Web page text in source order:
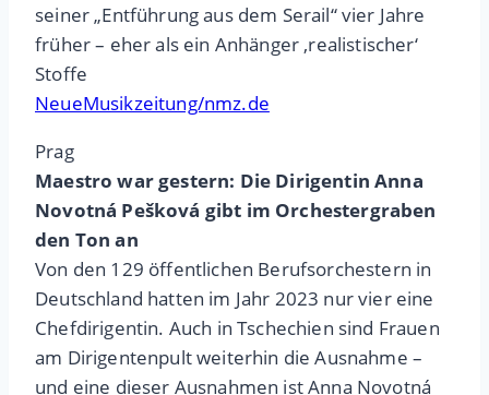
seiner „Entführung aus dem Serail“ vier Jahre
früher – eher als ein Anhänger ‚realistischer‘
Stoffe
NeueMusikzeitung/nmz.de
Prag
Maestro war gestern: Die Dirigentin Anna
Novotná Pešková gibt im Orchestergraben
den Ton an
Von den 129 öffentlichen Berufsorchestern in
Deutschland hatten im Jahr 2023 nur vier eine
Chefdirigentin. Auch in Tschechien sind Frauen
am Dirigentenpult weiterhin die Ausnahme –
und eine dieser Ausnahmen ist Anna Novotná